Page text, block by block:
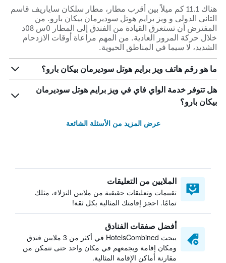
هناك 11.1 كم ميلاً بين أقرب مطار، مطار سلكان ساياريف قاسم
التانى الدولى و ويز برايم هوتل سوديرمان بيكان بارو. من
المفترض أن تستغرق القيادة من الفندق إلى المطار 0س 08د
خلال حركة المرور العادية. من المهم مراعاة أوقات الازدحام
الشديد، لا سيما في المناطق الحيوية.
ما هو رقم هاتف ويز برايم هوتل سوديرمان بيكان بارو؟
هل تتوفر خدمة الواي فاي في ويز برايم هوتل سوديرمان
بيكان بارو؟
عرض المزيد من الأسئلة الشائعة
الملايين من التعليقات
تقييمات وتعليقات حقيقية من ملايين النزلاء، مثلك
تمامًا. احجز إقامتك المثالية بكل ثقة!
أفضل صفقات الفنادق
يبحث HotelsCombined في أكثر من 3 ملايين فندق
ومكان إقامة ويجمعهم في مكان واحد حتى تتمكن من
مقارنة أماكن الإقامة المثالية.